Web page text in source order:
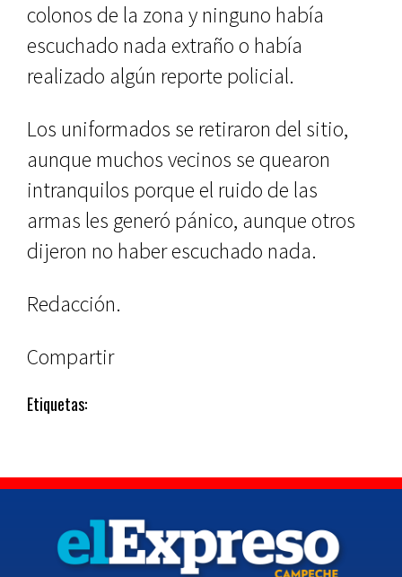
colonos de la zona y ninguno había
escuchado nada extraño o había
realizado algún reporte policial.
Los uniformados se retiraron del sitio,
aunque muchos vecinos se quearon
intranquilos porque el ruido de las
armas les generó pánico, aunque otros
dijeron no haber escuchado nada.
Redacción.
Compartir
Etiquetas: